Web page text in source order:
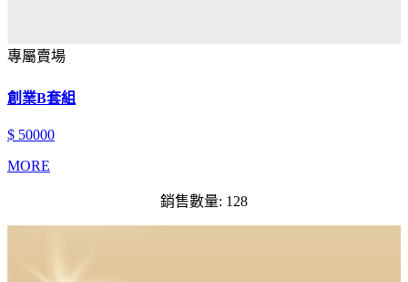
專屬賣場
創業B套組
$ 50000
MORE
銷售數量: 128